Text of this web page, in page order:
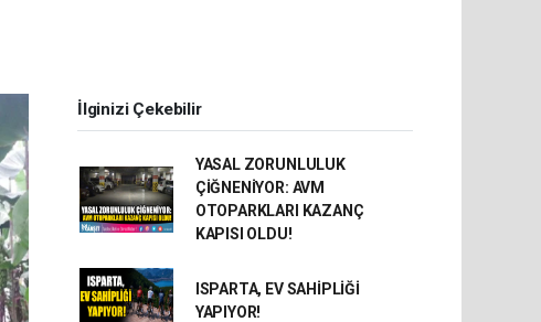
İlginizi Çekebilir
YASAL ZORUNLULUK
ÇİĞNENİYOR: AVM
OTOPARKLARI KAZANÇ
KAPISI OLDU!
ISPARTA, EV SAHİPLİĞİ
YAPIYOR!